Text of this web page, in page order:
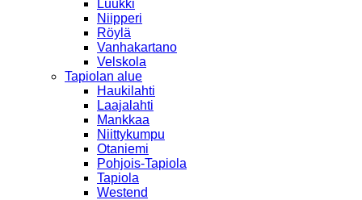
Luukki
Niipperi
Röylä
Vanhakartano
Velskola
Tapiolan alue
Haukilahti
Laajalahti
Mankkaa
Niittykumpu
Otaniemi
Pohjois-Tapiola
Tapiola
Westend